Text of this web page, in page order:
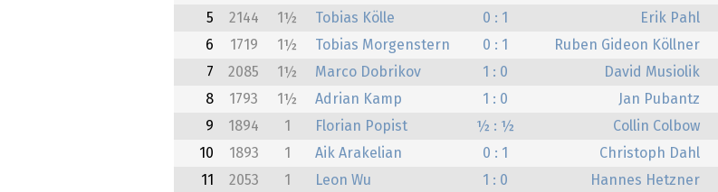
5
2144 1½ Tobias Kölle 0 : 1 Erik Pahl
6
1719 1½ Tobias Morgenstern 0 : 1 Ruben Gideon Köllner
7
2085 1½ Marco Dobrikov 1 : 0 David Musiolik
8
1793 1½ Adrian Kamp 1 : 0 Jan Pubantz
9
1894 1 Florian Popist ½ : ½ Collin Colbow
10
1893 1 Aik Arakelian 0 : 1 Christoph Dahl
11
2053 1 Leon Wu 1 : 0 Hannes Hetzner